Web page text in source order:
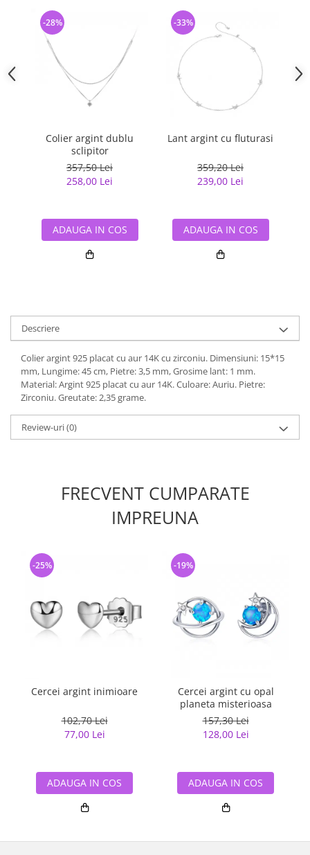
Colier argint dublu
sclipitor
357,50 Lei
258,00 Lei
-28%
ADAUGA IN COS
Lant argint cu fluturasi
359,20 Lei
239,00 Lei
-33%
ADAUGA IN COS
Descriere
Colier argint 925 placat cu aur 14K cu zirconiu. Dimensiuni: 15*15
mm, Lungime: 45 cm, Pietre: 3,5 mm, Grosime lant: 1 mm.
Material: Argint 925 placat cu aur 14K. Culoare: Auriu. Pietre:
Zirconiu. Greutate: 2,35 grame.
Review-uri(0)
FRECVENT CUMPARATE
IMPREUNA
Cercei argint inimioare
102,70 Lei
77,00 Lei
-25%
ADAUGA IN COS
Cercei argint cu opal
planeta misterioasa
157,30 Lei
128,00 Lei
-19%
ADAUGA IN COS